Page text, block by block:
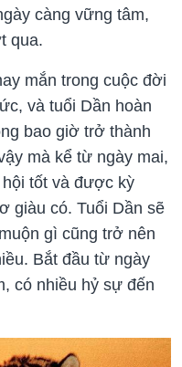
càng vững tâm,
qua.
mắn trong cuộc đời
và tuổi Dần hoàn
bao giờ trở thành
mà kể từ ngày mai,
tốt và được kỳ
giàu có. Tuổi Dần sẽ
gì cũng trở nên
Bắt đầu từ ngày
có nhiều hỷ sự đến